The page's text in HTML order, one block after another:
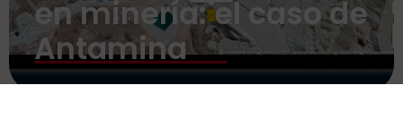
en minería: el caso de
Antamina